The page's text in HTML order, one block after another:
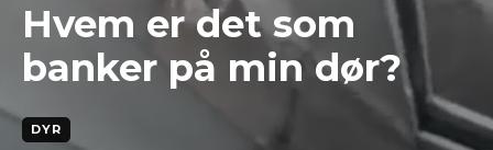
Hvem er det som
banker på min dør?
DYR